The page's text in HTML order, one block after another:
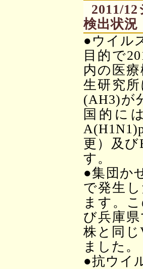
2011/
検出状況
●ウイル
目的で
内の医
生研究
(AH3)が
国的に
更）及
す。
●集団か
で発生
ます。
び兵庫
株と同
ました。
●抗ウイ